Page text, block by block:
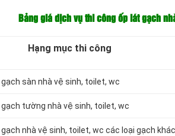
Bảng giá dịch vụ thi công ốp lát gạch
Hạng mục thi công
sàn nhà vệ sinh, toilet, wc
gạch tường nhà vệ sinh, toilet, wc
nhà vệ sinh, toilet, wc các loại gạch khác